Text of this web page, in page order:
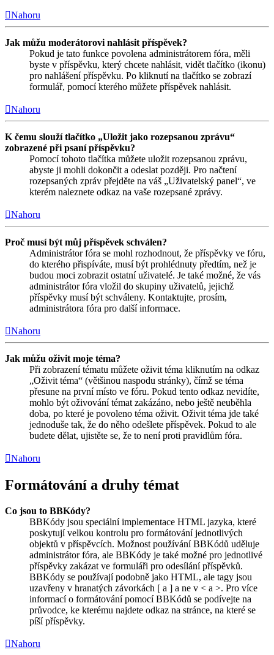
Nahoru
Jak můžu moderátorovi nahlásit příspěvek?
Pokud je tato funkce povolena administrátorem fóra, měli
byste v příspěvku, který chcete nahlásit, vidět tlačítko (ikonu)
pro nahlášení příspěvku. Po kliknutí na tlačítko se zobrazí
formulář, pomocí kterého můžete příspěvek nahlásit.
Nahoru
K čemu slouží tlačítko „Uložit jako rozepsanou zprávu“
zobrazené při psaní příspěvku?
Pomocí tohoto tlačítka můžete uložit rozepsanou zprávu,
abyste ji mohli dokončit a odeslat později. Pro načtení
rozepsaných zpráv přejděte na váš „Uživatelský panel“, ve
kterém naleznete odkaz na vaše rozepsané zprávy.
Nahoru
Proč musí být můj příspěvek schválen?
Administrátor fóra se mohl rozhodnout, že příspěvky ve fóru,
do kterého přispíváte, musí být prohlédnuty předtím, než je
budou moci zobrazit ostatní uživatelé. Je také možné, že vás
administrátor fóra vložil do skupiny uživatelů, jejichž
příspěvky musí být schváleny. Kontaktujte, prosím,
administrátora fóra pro další informace.
Nahoru
Jak můžu oživit moje téma?
Při zobrazení tématu můžete oživit téma kliknutím na odkaz
„Oživit téma“ (většinou naspodu stránky), čímž se téma
přesune na první místo ve fóru. Pokud tento odkaz nevidíte,
mohlo být oživování témat zakázáno, nebo ještě neuběhla
doba, po které je povoleno téma oživit. Oživit téma jde také
jednoduše tak, že do něho odešlete příspěvek. Pokud to ale
budete dělat, ujistěte se, že to není proti pravidlům fóra.
Nahoru
Formátování a druhy témat
Co jsou to BBKódy?
BBKódy jsou speciální implementace HTML jazyka, které
poskytují velkou kontrolu pro formátování jednotlivých
objektů v příspěvcích. Možnost používání BBKódů uděluje
administrátor fóra, ale BBKódy je také možné pro jednotlivé
příspěvky zakázat ve formuláři pro odesílání příspěvků.
BBKódy se používají podobně jako HTML, ale tagy jsou
uzavřeny v hranatých závorkách [ a ] a ne v < a >. Pro více
informací o formátování pomocí BBKódů se podívejte na
průvodce, ke kterému najdete odkaz na stránce, na které se
píší příspěvky.
Nahoru